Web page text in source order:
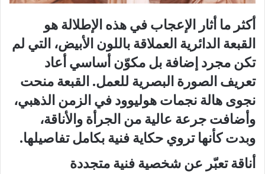
أكثر ما أثار الإعجاب في هذه الإطلالة هو
القبعة الدائرية العملاقة باللون الأبيض، التي لم
تكن مجرد إضافة بل مكوّن أساسي أعاد
تعريف الصورة البصرية للعمل. القبعة منحت
نجوى هالة نجمات هوليوود في الزمن الذهبي،
وأضافت جرعة عالية من الجرأة والأناقة،
وبدت كأنها تروي حكاية فنية بكامل تفاصيلها.
أناقة تعبّر عن شخصية فنية متجددة